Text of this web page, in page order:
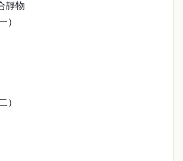
靜物
）
）